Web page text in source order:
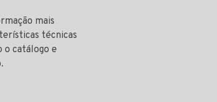
mais
técnicas
o catálogo e